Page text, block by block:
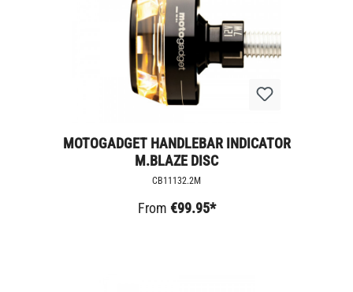
MOTOGADGET HANDLEBAR INDICATOR
M.BLAZE DISC
CB11132.2M
From €99.95*